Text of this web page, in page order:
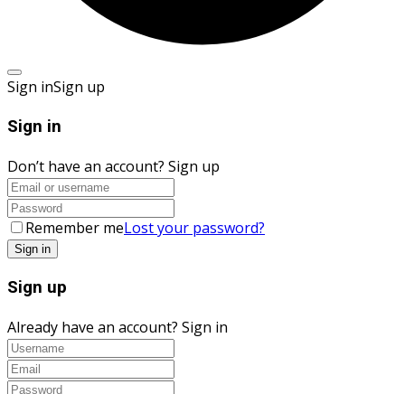
Sign inSign up
Sign in
Don’t have an account? Sign up
Remember meLost your password?
Sign up
Already have an account? Sign in